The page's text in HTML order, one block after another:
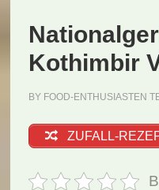
Kothimbir
BY FOOD-ENTHUSIASTEN
ZUFALL-